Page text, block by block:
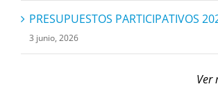
PRESUPUESTOS PARTICIPATIVOS
3 junio, 2026
Ver